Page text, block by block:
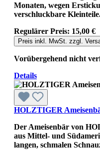
Monaten, wegen
verschluckbare
Regulärer Preis: 15,00 €
Preis inkl. MwSt. zzgl.
Vorübergehend nicht
Details
HOLZTIGER
Der Ameisenbär von
aus Mittel- und
langen, schmalen